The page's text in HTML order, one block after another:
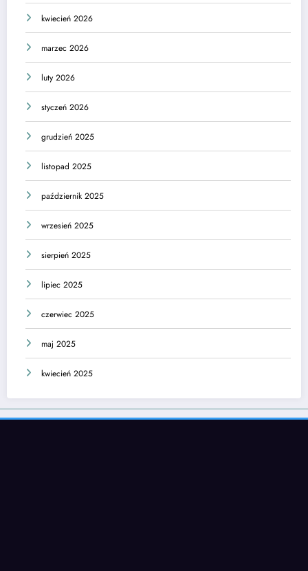
kwiecień 2026
marzec 2026
luty 2026
styczeń 2026
grudzień 2025
listopad 2025
październik 2025
wrzesień 2025
sierpień 2025
lipiec 2025
czerwiec 2025
maj 2025
kwiecień 2025